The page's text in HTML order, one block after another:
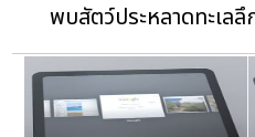
พบสัตว์ประหลาดทะเล